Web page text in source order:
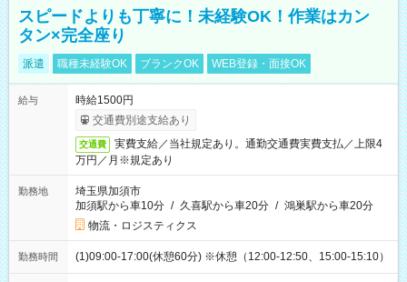
スピードよりも丁寧に！未経験OK！作業はカン
タン×完全座り
派遣 職種未経験OK ブランクOK WEB登録・面接OK
給与
時給1500円
交通費別途支給あり
交通費
実費支給／当社規定あり。通勤交通費実費支払／上限4
万円／月※規定あり
勤務地
埼玉県加須市
加須駅から車10分 / 久喜駅から車20分 / 鴻巣駅から車20分
物流・ロジスティクス
勤務時間 (1)09:00-17:00(休憩60分) ※休憩（12:00-12:50、15:00-15:10）